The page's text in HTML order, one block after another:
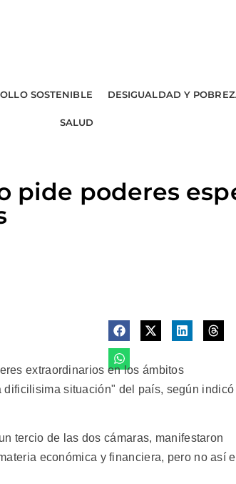
SOSTENIBLE DESIGUALDAD Y
SALUD
pide poderes
extraordinarios en los ámbitos
situación" del país, según indicó
tercio de las dos cámaras, manifestaron
económica y financiera, pero no así